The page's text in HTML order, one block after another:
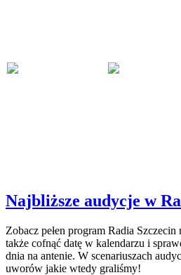
Najbliższe audycje w
Zobacz pełen program Radia
także cofnąć datę w kalendarzu i
dnia na antenie. W scenariuszach
uworów jakie wtedy graliśmy!